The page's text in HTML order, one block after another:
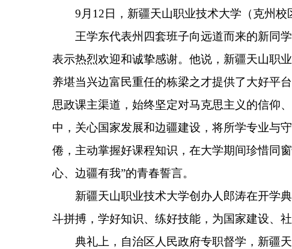
养堪当兴边富民重任的栋梁之才提供了大好平台。希望同
中，关心国家发展和边疆建设，将所学专业与守边、固边
倦，主动掌握好课程知识，在大学期间珍惜同窗情谊，互
心、边疆有我”的青春誓言。
新疆天山职业技术大学创办人郎涛在开学典礼上寄语
斗拼搏，学好知识、练好技能，为国家建设、社会发展贡
州党委、人大常委会、政府、政协领导班子成员，州
记者 张令 刘媛 王颖新 曲耀帮）